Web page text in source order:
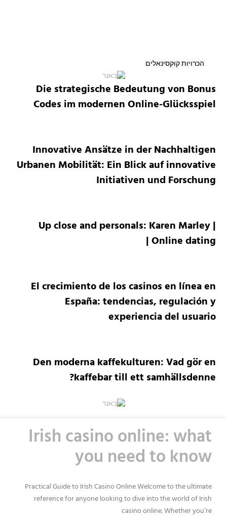
הכרויות קוקסינאלים
Die strategische Bedeutung von Bonus
Codes im modernen Online-Glücksspiel
Innovative Ansätze in der Nachhaltigen
Urbanen Mobilität: Ein Blick auf innovative
Initiativen und Forschung
Up close and personals: Karen Marley |
Online dating |
El crecimiento de los casinos en línea en
España: tendencias, regulación y
experiencia del usuario
Den moderna kaffekulturen: Vad gör en
kaffebar till ett samhällsdenne?
Irish casino online: what
you need to know
Practical Guide to Irish Casino Online Welcome to the ultimate
reference for anyone looking to dive into the world of Irish
casino online. Whether you’re